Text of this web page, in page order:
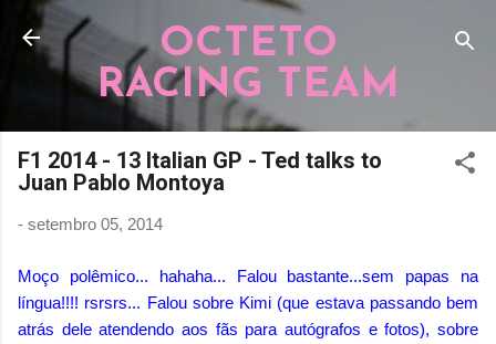
Pular para o conteúdo principal
OCTETO
RACING TEAM
F1 2014 - 13 Italian GP - Ted talks to
Juan Pablo Montoya
- setembro 05, 2014
Moço polêmico... hahaha... Falou bastante...sem papas na
língua!!!! rsrsrs... Falou sobre Kimi (que estava passando bem
atrás dele atendendo aos fãs para autógrafos e fotos), sobre